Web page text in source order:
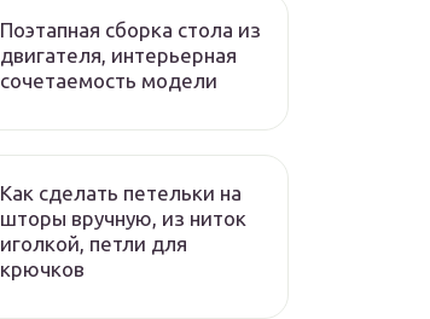
Поэтапная сборка стола из
двигателя, интерьерная
сочетаемость модели
Как сделать петельки на
шторы вручную, из ниток
иголкой, петли для
крючков